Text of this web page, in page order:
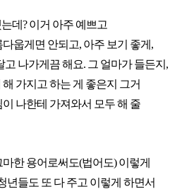
데? 이거 아주 예쁘고
웁게면 안되고, 아주 보기 좋게,
고 나가게끔 해요. 그 얼마가 들든지,
가지고 하는 게 좋은지 그거
나한테 가져와서 모두 해 줄
한 용어로써도(법어도) 이렇게
년들도 또 다 주고 이렇게 하면서